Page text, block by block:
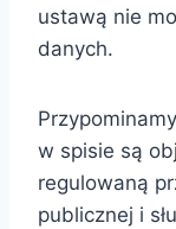
ustawą nie
danych.
w spisie są
regulowaną
publicznej i